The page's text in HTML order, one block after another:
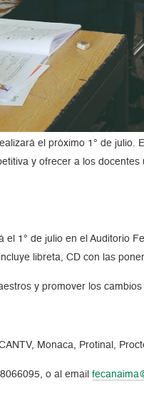
el próximo 1° de
y ofrecer a los
1° de julio en el Auditorio
libreta, CD con las
y promover los
Monaca, Protinal,
o al email